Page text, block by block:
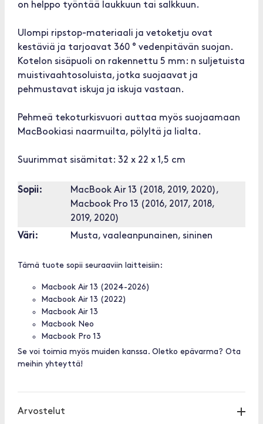
on helppo työntää laukkuun tai salkkuun.
Ulompi ripstop-materiaali ja vetoketju ovat
kestäviä ja tarjoavat 360 ° vedenpitävän suojan.
Kotelon sisäpuoli on rakennettu 5 mm: n suljetuista
muistivaahtosoluista, jotka suojaavat ja
pehmustavat iskuja ja iskuja vastaan.
Pehmeä tekoturkisvuori auttaa myös suojaamaan
MacBookiasi naarmuilta, pölyltä ja lialta.
Suurimmat sisämitat: 32 x 22 x 1,5 cm
Sopii:
MacBook Air 13 (2018, 2019, 2020),
Macbook Pro 13 (2016, 2017, 2018,
2019, 2020)
Väri:
Musta, vaaleanpunainen, sininen
Tämä tuote sopii seuraaviin laitteisiin:
Macbook Air 13 (2024-2026)
Macbook Air 13 (2022)
Macbook Air 13
Macbook Neo
Macbook Pro 13
Se voi toimia myös muiden kanssa. Oletko epävarma? Ota
meihin yhteyttä!
Arvostelut